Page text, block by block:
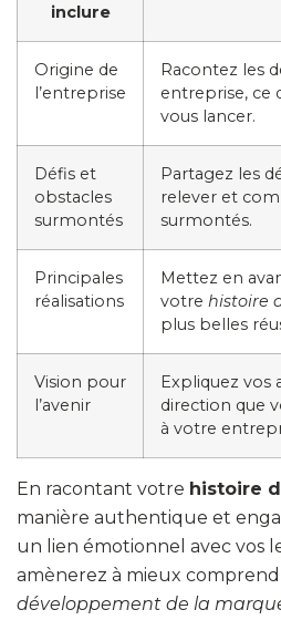
inclure
Origine de
l’entreprise
Racontez les
entreprise, ce
vous lancer.
Défis et
obstacles
surmontés
Partagez les
relever et
surmontés.
Principales
réalisations
Mettez en
votre histoire
plus belles
Vision pour
l’avenir
Expliquez vos
direction que
à votre
En racontant votre histoire
manière authentique et
un lien émotionnel avec vos
amènerez à mieux
développement de la